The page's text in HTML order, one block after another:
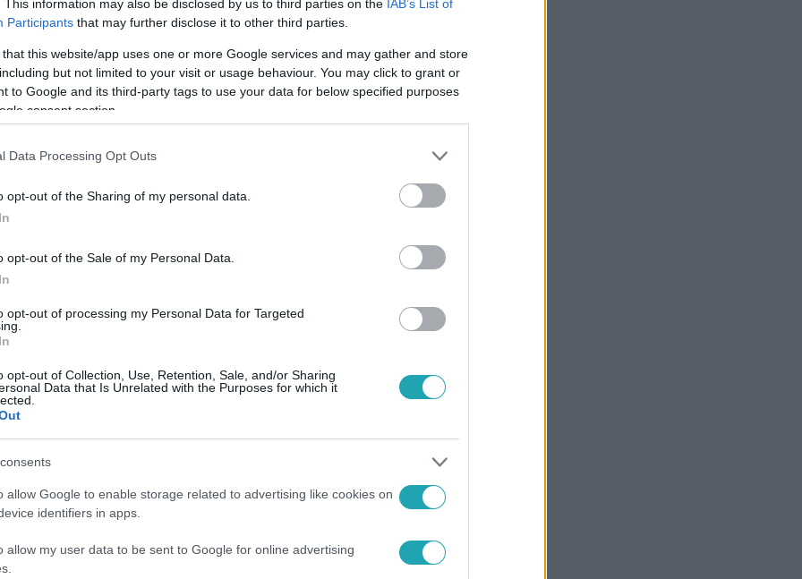
This information may also be disclosed by us to third parties on the IAB’s List of
Participants that may further disclose it to other third parties.
that this website/app uses one or more Google services and may gather and store
but not limited to your visit or usage behaviour. You may click to grant or
to Google and its third-party tags to use your data for below specified purposes
consent section.
Data Processing Opt Outs
opt-out of the Sharing of my personal data.
opt-out of the Sale of my Personal Data.
opt-out of processing my Personal Data for Targeted
opt-out of Collection, Use, Retention, Sale, and/or Sharing
Data that Is Unrelated with the Purposes for which it
allow Google to enable storage related to advertising like cookies on
identifiers in apps.
allow my user data to be sent to Google for online advertising
a pillanat hevében. Most
folytatom-e”
bizonytalankodott: „Holnap ugyanúgy fogok
éve játszom a válogatottban, és három
semmit sem nyert. Az
a legfontosabb.
ugyananyit ér, mint egy
Ronaldo hatodik, egyben utolsó
pályára Portugália színeiben. A torna